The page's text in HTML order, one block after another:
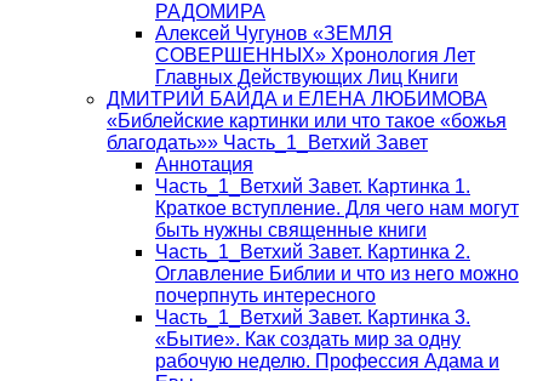
РАДОМИРА
Алексей Чугунов «ЗЕМЛЯ
СОВЕРШЕННЫХ» Хронология Лет
Главных Действующих Лиц Книги
ДМИТРИЙ БАЙДА и ЕЛЕНА ЛЮБИМОВА
«Библейские картинки или что такое «божья
благодать»» Часть_1_Ветхий Завет
Аннотация
Часть_1_Ветхий Завет. Картинка 1.
Краткое вступление. Для чего нам могут
быть нужны священные книги
Часть_1_Ветхий Завет. Картинка 2.
Оглавление Библии и что из него можно
почерпнуть интересного
Часть_1_Ветхий Завет. Картинка 3.
«Бытие». Как создать мир за одну
рабочую неделю. Профессия Адама и